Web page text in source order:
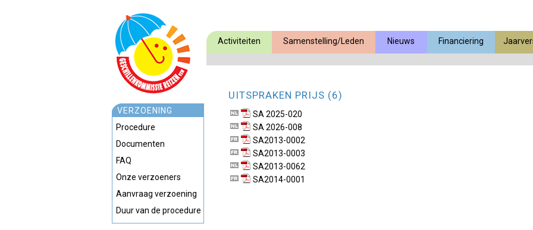
VERZOENING
Procedure
Documenten
FAQ
Onze verzoeners
Aanvraag verzoening
Duur van de procedure
Activiteiten Samenstelling/Leden Nieuws Financiering
UITSPRAKEN PRIJS (6)
SA 2025-020
SA 2026-008
SA2013-0002
SA2013-0003
SA2013-0062
SA2014-0001